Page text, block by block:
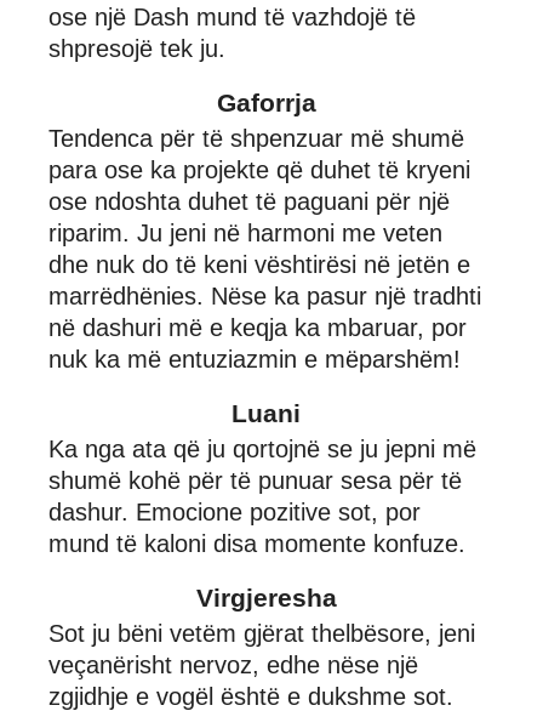
ose një Dash mund të vazhdojë të
shpresojë tek ju.
Gaforrja
Tendenca për të shpenzuar më shumë
para ose ka projekte që duhet të kryeni
ose ndoshta duhet të paguani për një
riparim. Ju jeni në harmoni me veten
dhe nuk do të keni vështirësi në jetën e
marrëdhënies. Nëse ka pasur një tradhti
në dashuri më e keqja ka mbaruar, por
nuk ka më entuziazmin e mëparshëm!
Luani
Ka nga ata që ju qortojnë se ju jepni më
shumë kohë për të punuar sesa për të
dashur. Emocione pozitive sot, por
mund të kaloni disa momente konfuze.
Virgjeresha
Sot ju bëni vetëm gjërat thelbësore, jeni
veçanërisht nervoz, edhe nëse një
zgjidhje e vogël është e dukshme sot.